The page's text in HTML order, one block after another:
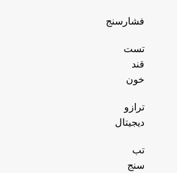
فشارسنج
تست
قند
خون
ترازو
دیجیتال
تب
سنج